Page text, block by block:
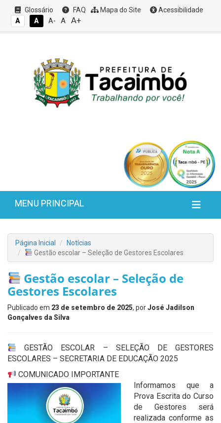
Glossário FAQ Mapa do Site
Acessibilidade
A
A A- A A+
MENU PRINCIPAL
Página Inicial
Notícias
Gestão escolar – Seleção de Gestores Escolares
Gestão escolar – Seleção de
Gestores Escolares
Publicado em 23 de setembro de 2025, porJosé Jadilson
Gonçalves da Silva
GESTÃO ESCOLAR – SELEÇÃO DE GESTORES
ESCOLARES – SECRETARIA DE EDUCAÇÃO 2025
COMUNICADO IMPORTANTE
Informamos que a
Prova Escrita do Curso
de Gestores será
realizada conforme as